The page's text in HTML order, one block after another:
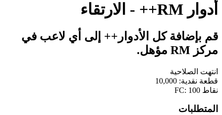
أدوار RM++ - الارتقاء
قم بإضافة كل الأدوار++ إلى أي لاعب في
مركز RM مؤهل.
انتهت الصلاحية
قطعة نقدية:
10,000
نقاط FC
: 100
المتطلبات